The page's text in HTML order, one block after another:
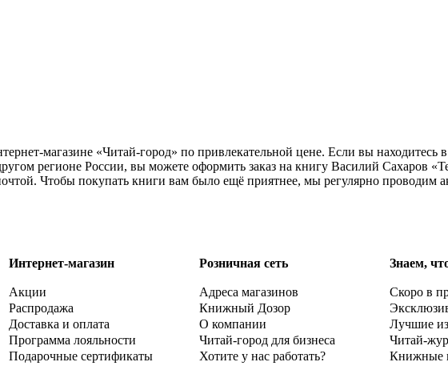
магазине «Читай-город» по привлекательной цене. Если вы
регионе России, вы можете оформить заказ на книгу Василий Сахаров
Чтобы покупать книги вам было ещё приятнее, мы регулярно проводим
Интернет-магазин
Акции
Распродажа
Доставка и оплата
Программа лояльности
Подарочные сертификаты
Розничная сеть
Адреса магазинов
Книжный Дозор
О компании
Читай-город для бизнеса
Хотите у нас работать?
Знаем,
Скоро в
Лучшие
Читай-
Книжные